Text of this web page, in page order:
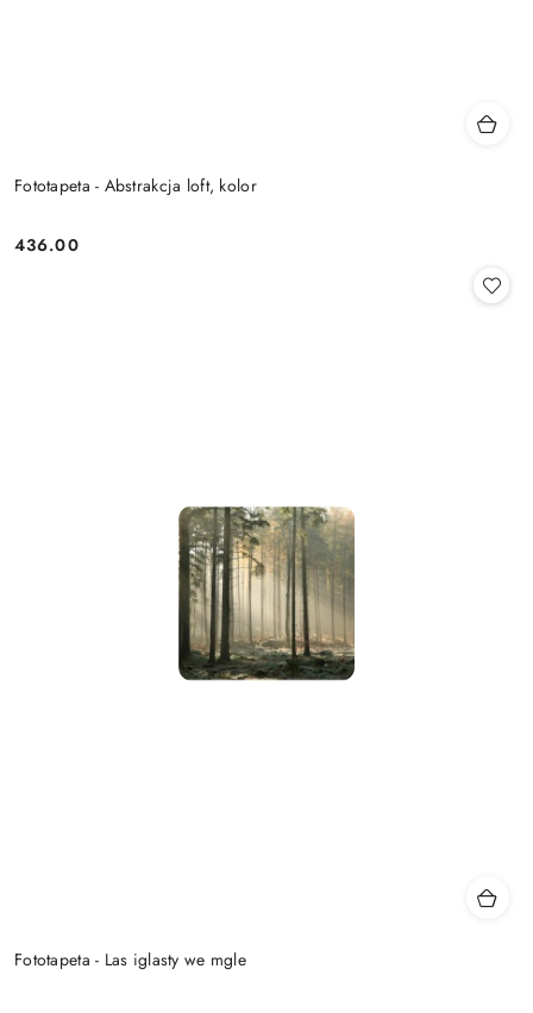
Fototapeta - Abstrakcja loft, kolor
Cena:
436.00
Fototapeta - Las iglasty we mgle